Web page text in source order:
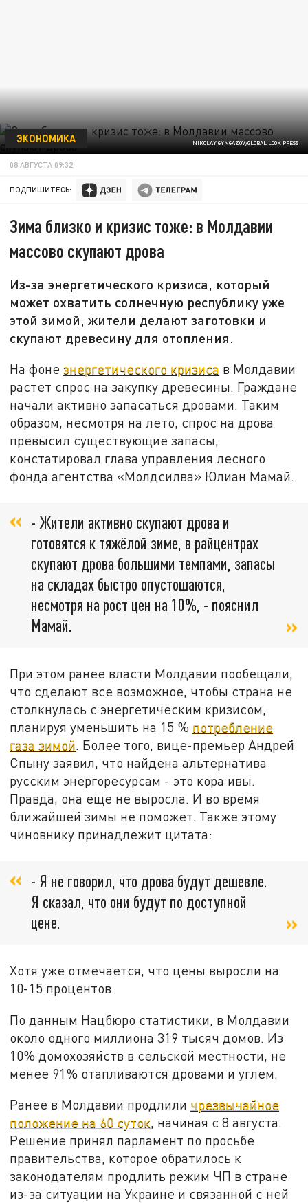
NIKOLAY GYNGAZOV/GLOBAL LOOK PRESS
ЭКОНОМИКА
08 АВГУСТА 09:32
ПОДПИШИТЕСЬ:
Зима близко и кризис тоже: в Молдавии
массово скупают дрова
Из-за энергетического кризиса, который
может охватить солнечную республику уже
этой зимой, жители делают заготовки и
скупают древесину для отопления.
На фонеэнергетического кризиса в Молдавии
растет спрос на закупку древесины. Граждане
начали активно запасаться дровами. Таким
образом, несмотря на лето, спрос на дрова
превысил существующие запасы,
констатировал глава управления лесного
фонда агентства «Молдсилва» Юлиан Мамай.
- Жители активно скупают дрова и
готовятся к тяжёлой зиме, в райцентрах
скупают дрова большими темпами, запасы
на складах быстро опустошаются,
несмотря на рост цен на 10%, - пояснил
Мамай.
При этом ранее власти Молдавии пообещали,
что сделают все возможное, чтобы страна не
столкнулась с энергетическим кризисом,
планируя уменьшить на 15 % потребление
газа зимой. Более того, вице-премьер Андрей
Спыну заявил, что найдена альтернатива
русским энергоресурсам - это кора ивы.
Правда, она еще не выросла. И во время
ближайшей зимы не поможет. Также этому
чиновнику принадлежит цитата:
- Я не говорил, что дрова будут дешевле.
Я сказал, что они будут по доступной
цене.
Хотя уже отмечается, что цены выросли на
10-15 процентов.
По данным Нацбюро статистики, в Молдавии
около одного миллиона 319 тысяч домов. Из
10% домохозяйств в сельской местности, не
менее 91% отапливаются дровами и углем.
Ранее в Молдавии продлили чрезвычайное
положение на 60 суток, начиная с 8 августа.
Решение принял парламент по просьбе
правительства, которое обратилось к
законодателям продлить режим ЧП в стране
из-за ситуации на Украине и связанной с ней